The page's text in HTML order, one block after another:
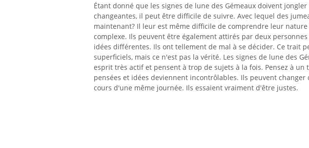
Étant donné que les signes de lune des Gémeaux doivent
changeantes, il peut être difficile de suivre. Avec lequel des
maintenant? Il leur est même difficile de comprendre leur
complexe. Ils peuvent être également attirés par deux
idées différentes. Ils ont tellement de mal à se décider. Ce trait
superficiels, mais ce n'est pas la vérité. Les signes de lune des
esprit très actif et pensent à trop de sujets à la fois. Pensez à un
pensées et idées deviennent incontrôlables. Ils peuvent changer
cours d'une même journée. Ils essaient vraiment d'être justes.